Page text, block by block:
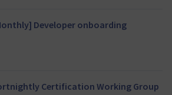
Developer onboarding
Certification Working Group